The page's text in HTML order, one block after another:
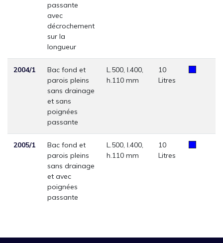
passante
avec
décrochement
sur la
longueur
2004/1
Bac fond et
parois pleins
sans drainage
et sans
poignées
passante
L.500, l.400,
h.110 mm
10
Litres
2005/1
Bac fond et
parois pleins
sans drainage
et avec
poignées
passante
L.500, l.400,
h.110 mm
10
Litres